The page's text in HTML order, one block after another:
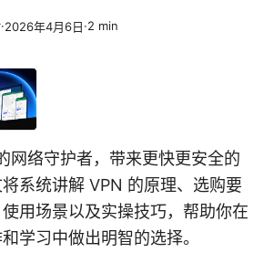
·2026年4月6日·2 min
网络守护者，带来更快更安全的
系统讲解 VPN 的原理、选购要
用场景以及实操技巧，帮助你在
学习中做出明智的选择。